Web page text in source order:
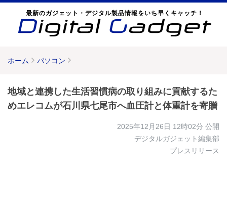
最新のガジェット・デジタル製品情報をいち早くキャッチ！
ホーム パソコン
地域と連携した生活習慣病の取り組みに貢献するた
めエレコムが石川県七尾市へ血圧計と体重計を寄贈
2025年12月26日 12時02分 公開
デジタルガジェット編集部
プレスリリース